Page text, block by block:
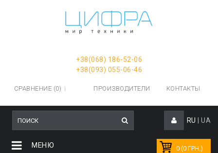
+38(068) 186-52-06
+38(093) 055-06-46
СРАВНЕНИЕ (0) ПРОИЗВОДИТЕЛИ КОНТАКТЫ
RU UA
0 (0 ГРН.)
МЕНЮ